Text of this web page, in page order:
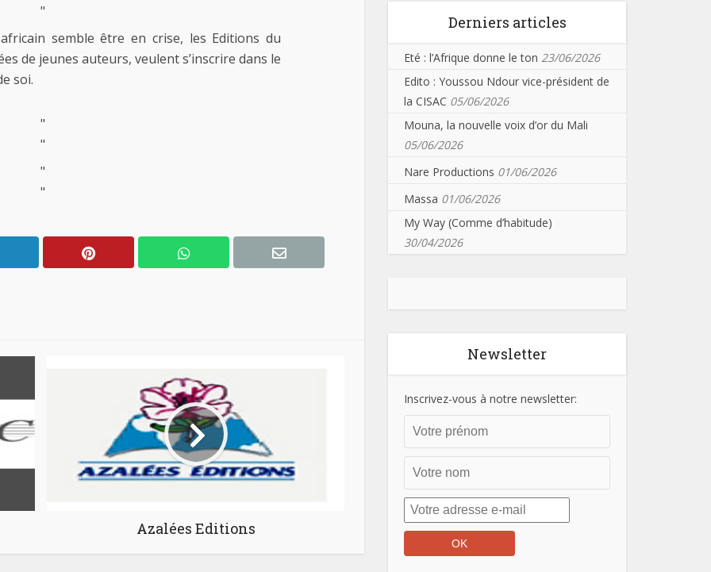
"
semble être en crise, les Editions du
de jeunes auteurs, veulent s’inscrire dans le
soi.
"
"
"
"
Azalées Editions
Derniers articles
Eté : l’Afrique donne le ton 23/06/2026
Edito : Youssou Ndour vice-président de
la CISAC 05/06/2026
Mouna, la nouvelle voix d’or du Mali
05/06/2026
Nare Productions 01/06/2026
Massa 01/06/2026
My Way (Comme d’habitude)
30/04/2026
Newsletter
Inscrivez-vous à notre newsletter: